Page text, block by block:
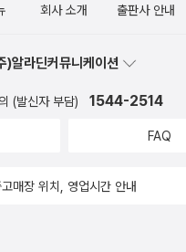
회사 소개 출판사 안내
)알라딘커뮤니케이션
(발신자 부담) 1544-2514
FAQ
고매장 위치, 영업시간 안내